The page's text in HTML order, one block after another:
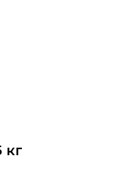
кг